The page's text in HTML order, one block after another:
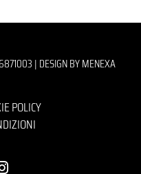
| DESIGN BY MENEXA
POLICY